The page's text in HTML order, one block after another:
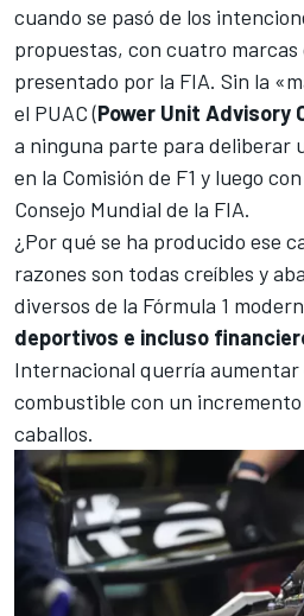
cuando se pasó de los
propuestas, con cuatro
presentado por la FIA. Sin la
el PUAC (Power Unit Advisory
a ninguna parte para deliberar
en la Comisión de F1 y luego
Consejo Mundial de la FIA.
¿Por qué se ha producido ese
razones son todas creíbles y
diversos de la Fórmula 1
deportivos e incluso
Internacional querría aumentar
combustible con un
caballos.